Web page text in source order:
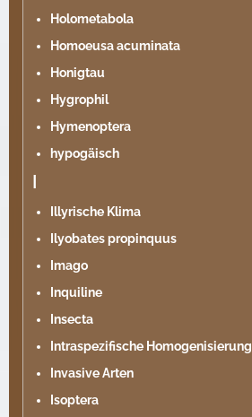
Holometabola
Homoeusa acuminata
Honigtau
Hygrophil
Hymenoptera
hypogäisch
I
Illyrische Klima
Ilyobates propinquus
Imago
Inquiline
Insecta
Intraspezifische Homogenisierung
Invasive Arten
Isoptera